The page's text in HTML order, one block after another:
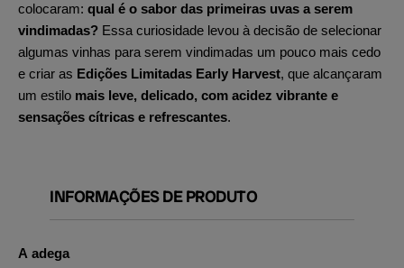
colocaram: qual é o sabor das primeiras uvas a serem
vindimadas? Essa curiosidade levou à decisão de selecionar
algumas vinhas para serem vindimadas um pouco mais cedo
e criar as Edições Limitadas Early Harvest, que alcançaram
um estilo mais leve, delicado, com acidez vibrante e
sensações cítricas e refrescantes.
INFORMAÇÕES DE PRODUTO
A adega